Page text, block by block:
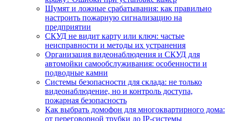
Шумят и ложные срабатывания: как правильно
настроить пожарную сигнализацию на
предприятии
СКУД не видит карту или ключ: частые
неисправности и методы их устранения
Организация видеонаблюдения и СКУД для
автомойки самообслуживания: особенности и
подводные камни
Системы безопасности для склада: не только
видеонаблюдение, но и контроль доступа,
пожарная безопасность
Как выбрать домофон для многоквартирного дома:
от переговорной трубки до IP-системы